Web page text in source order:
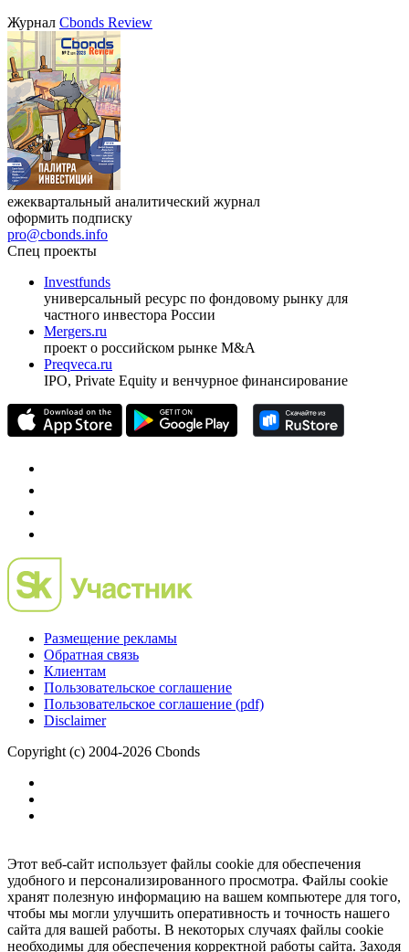
Журнал Cbonds Review
ежеквартальный аналитический журнал
оформить подписку
pro@cbonds.info
Спец проекты
Investfunds
универсальный ресурс по фондовому рынку для
частного инвестора России
Mergers.ru
проект о российском рынке M&A
Preqveca.ru
IPO, Private Equity и венчурное финансирование
Размещение рекламы
Обратная связь
Клиентам
Пользовательское соглашение
Пользовательское соглашение (pdf)
Disclaimer
Copyright (c) 2004-2026 Cbonds
Этот веб-сайт использует файлы cookie для обеспечения
удобного и персонализированного просмотра. Файлы cookie
хранят полезную информацию на вашем компьютере для того,
чтобы мы могли улучшить оперативность и точность нашего
сайта для вашей работы. В некоторых случаях файлы cookie
необходимы для обеспечения корректной работы сайта. Заходя